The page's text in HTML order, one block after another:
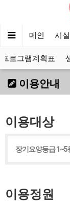
메인 시
프로그램계획표
이용안내
이용대상
장기요양등급
이용정원